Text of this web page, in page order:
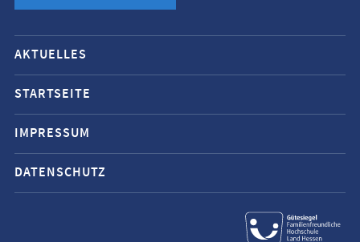
Mobile-
Service-
Navigation
und
Social
Media
Kontakte
AKTUELLES
STARTSEITE
IMPRESSUM
DATENSCHUTZ